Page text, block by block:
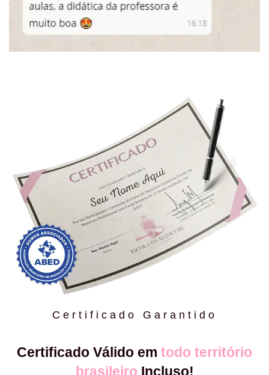
Certificado Garantido
Certificado Válido em todo território
brasileiro Incluso!